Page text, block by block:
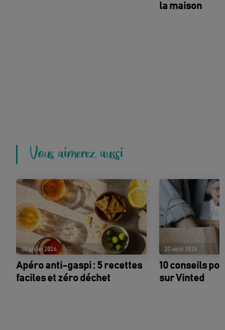
la maison
Vous aimerez aussi
30 juillet 2026
Apéro anti-gaspi : 5 recettes
faciles et zéro déchet
20 août 2026
10 conseils
sur Vinted